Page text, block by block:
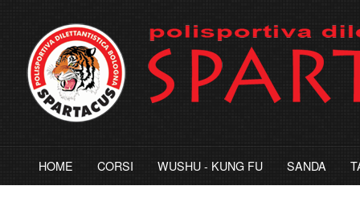
HOME CORSI WUSHU - KUNG FU SANDA